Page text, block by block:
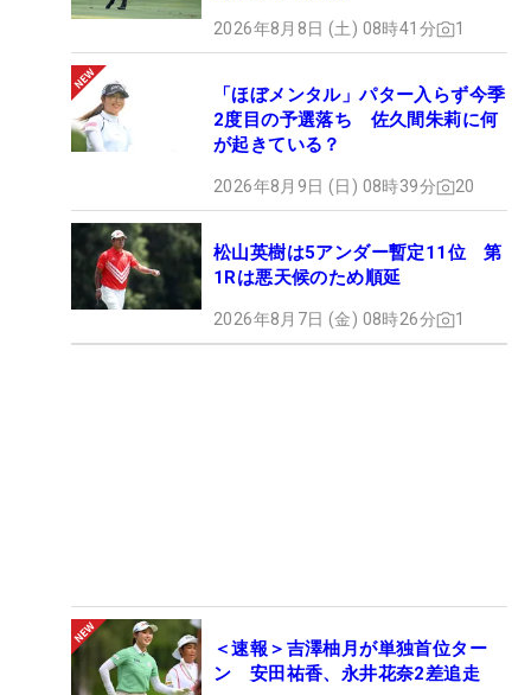
2026年8月8日 (土) 08時41分 1
「ほぼメンタル」パター入らず今季
2度目の予選落ち 佐久間朱莉に何
が起きている？
2026年8月9日 (日) 08時39分 20
松山英樹は5アンダー暫定11位 第
1Rは悪天候のため順延
2026年8月7日 (金) 08時26分 1
＜速報＞吉澤柚月が単独首位ター
ン 安田祐香、永井花奈2差追走